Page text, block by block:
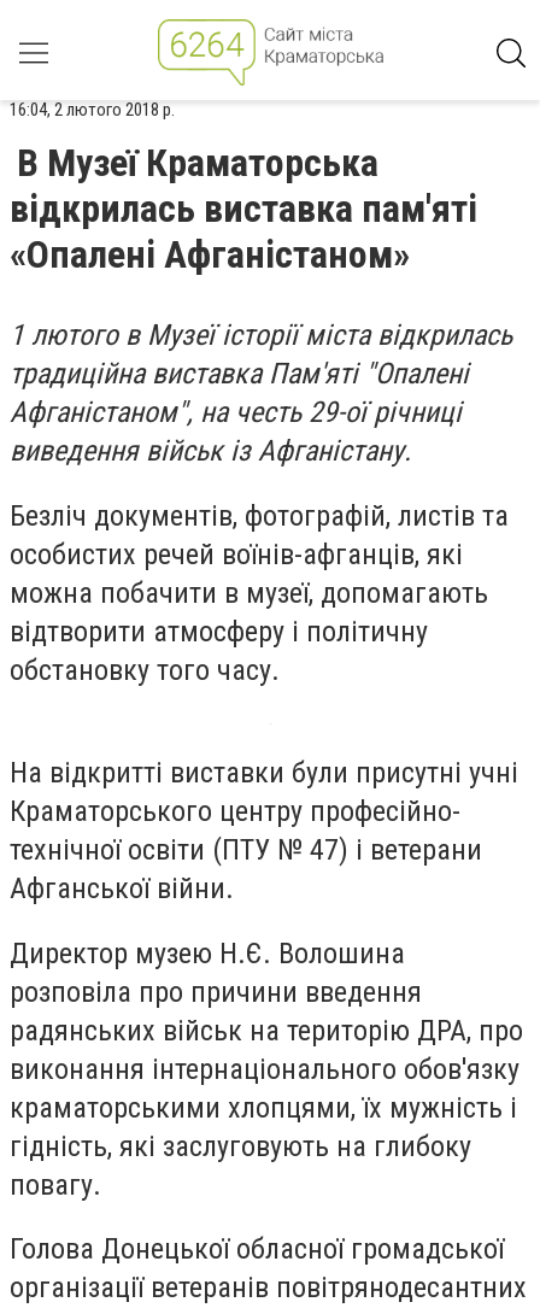
16:04, 2 лютого 2018 р.
В Музеї Краматорська
відкрилась виставка пам'яті
«Опалені Афганістаном»
1 лютого в Музеї історії міста відкрилась
традиційна виставка Пам'яті "Опалені
Афганістаном", на честь 29-ої річниці
виведення військ із Афганістану.
Безліч документів, фотографій, листів та
особистих речей воїнів-афганців, які
можна побачити в музеї, допомагають
відтворити атмосферу і політичну
обстановку того часу.
На відкритті виставки були присутні учні
Краматорського центру професійно-
технічної освіти (ПТУ № 47) і ветерани
Афганської війни.
Директор музею Н.Є. Волошина
розповіла про причини введення
радянських військ на територію ДРА, про
виконання інтернаціонального обов'язку
краматорськими хлопцями, їх мужність і
гідність, які заслуговують на глибоку
повагу.
Голова Донецької обласної громадської
організації ветеранів повітрянодесантних